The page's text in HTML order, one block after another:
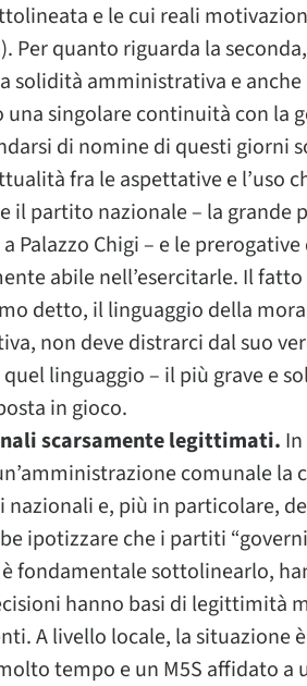
e le cui reali
quanto riguarda la
solidità amministrativa e anche
singolare continuità con la
di nomine di questi giorni
fra le aspettative e l’uso
il partito nazionale – la grande
Chigi – e le
abile nell’esercitarle. Il
detto, il linguaggio della
non deve distrarci dal suo
linguaggio – il più grave e
in gioco.
scarsamente legittimati.
comunale la
e, più in particolare,
ipotizzare che i partiti
fondamentale sottolinearlo,
hanno basi di legittimità
A livello locale, la situazione
tempo e un M5S affidato a